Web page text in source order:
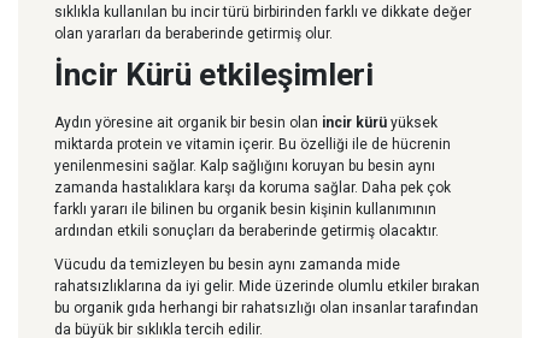
sıklıkla kullanılan bu incir türü birbirinden farklı ve dikkate değer
olan yararları da beraberinde getirmiş olur.
İncir Kürü etkileşimleri
Aydın yöresine ait organik bir besin olan incir kürü yüksek
miktarda protein ve vitamin içerir. Bu özelliği ile de hücrenin
yenilenmesini sağlar. Kalp sağlığını koruyan bu besin aynı
zamanda hastalıklara karşı da koruma sağlar. Daha pek çok
farklı yararı ile bilinen bu organik besin kişinin kullanımının
ardından etkili sonuçları da beraberinde getirmiş olacaktır.
Vücudu da temizleyen bu besin aynı zamanda mide
rahatsızlıklarına da iyi gelir. Mide üzerinde olumlu etkiler bırakan
bu organik gıda herhangi bir rahatsızlığı olan insanlar tarafından
da büyük bir sıklıkla tercih edilir.